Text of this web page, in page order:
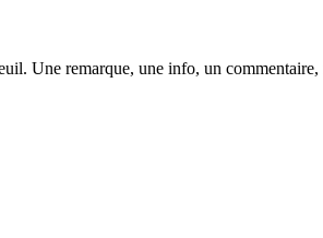
Une remarque, une info, un commentaire,